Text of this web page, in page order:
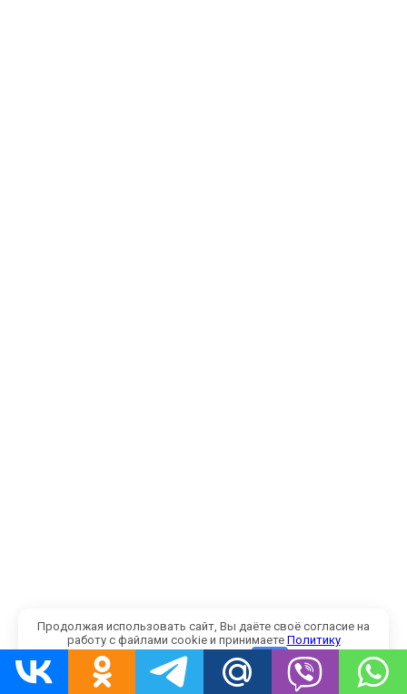
Продолжая использовать сайт, Вы даёте своё согласие на
работу с файлами cookie и принимаете Политику
конфиденциальности.